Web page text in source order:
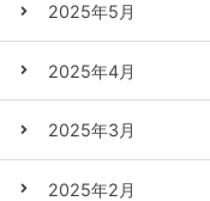
2025年5月
2025年4月
2025年3月
2025年2月